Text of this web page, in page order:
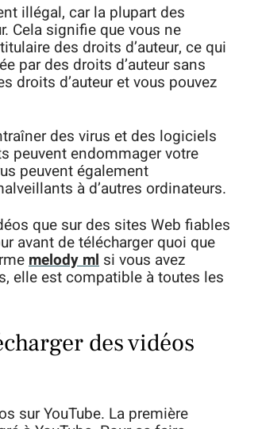
illégal, car la plupart des
Cela signifie que vous ne
des droits d’auteur, ce qui
par des droits d’auteur sans
droits d’auteur et vous pouvez
des virus et des logiciels
peuvent endommager votre
peuvent également
à d’autres ordinateurs.
que sur des sites Web fiables
avant de télécharger quoi que
melody ml si vous avez
elle est compatible à toutes les
des vidéos
sur YouTube. La première